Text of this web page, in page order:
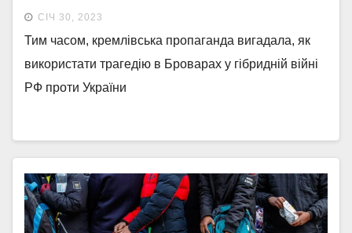
СІЧ 30, 2023
Тим часом, кремлівська пропаганда вигадала, як
використати трагедію в Броварах у гібридній війні
РФ проти України